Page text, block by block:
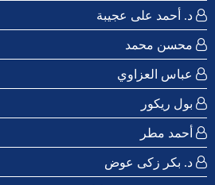
د. أحمد على عجيبة
محسن محمد
عباس العزاوي
بول ريكور
أحمد مطر
د. بكر زكى عوض